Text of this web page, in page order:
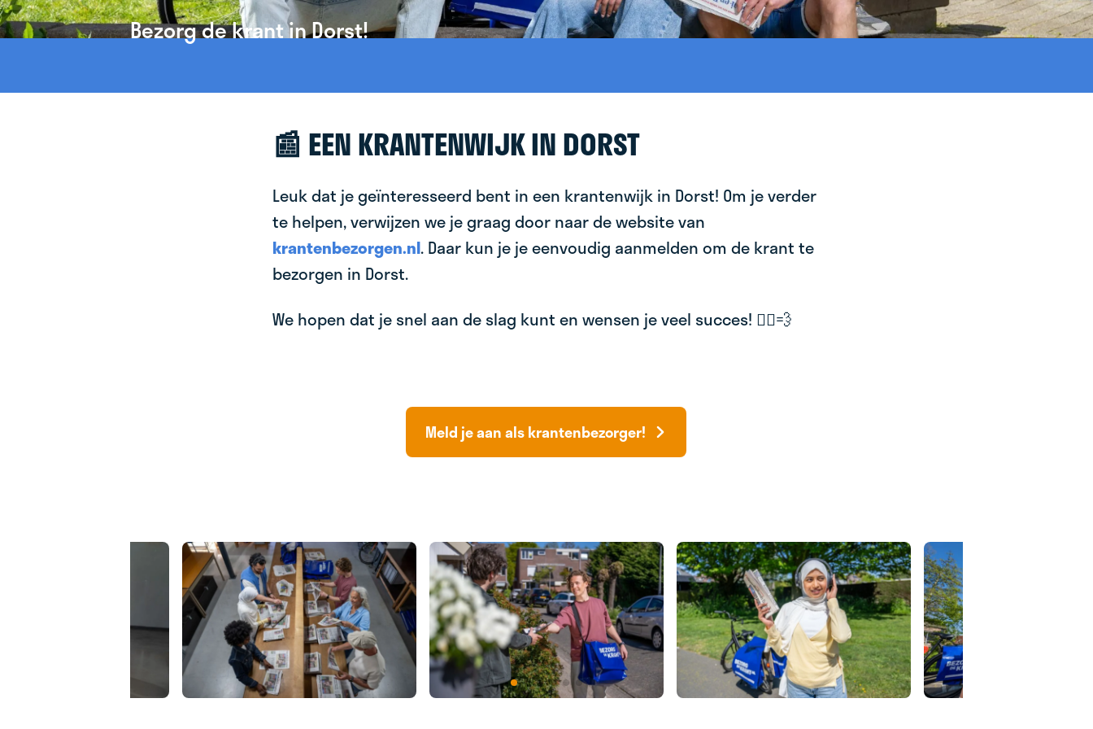
Bezorg de krant in Dorst!
📰 EEN KRANTENWIJK IN DORST
Leuk dat je geïnteresseerd bent in een krantenwijk in Dorst! Om je verder
te helpen, verwijzen we je graag door naar de website van
krantenbezorgen.nl. Daar kun je je eenvoudig aanmelden om de krant te
bezorgen in Dorst.
We hopen dat je snel aan de slag kunt en wensen je veel succes! 🚴‍♂️💨
Meld je aan als krantenbezorger!